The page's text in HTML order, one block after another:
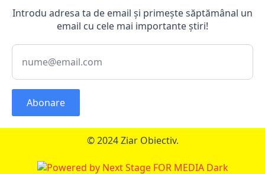
Introdu adresa ta de email și primește săptămânal un
email cu cele mai importante știri!
Abonare
© 2024 Ziar Obiectiv.